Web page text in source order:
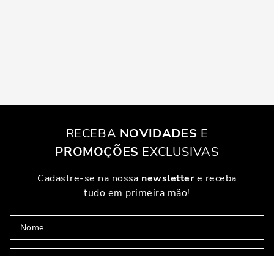
RECEBA NOVIDADES E
PROMOÇÕES EXCLUSIVAS
Cadastre-se na nossa newslettere receba
tudo em primeira mão!